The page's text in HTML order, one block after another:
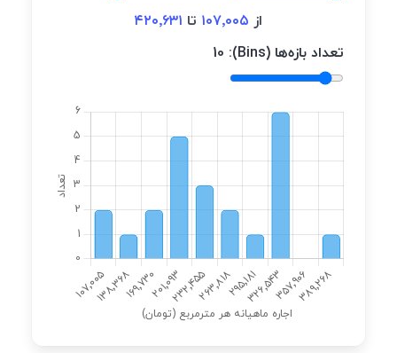
از ۱۰۷٬۰۰۵ تا ۴۲۰٬۶۳۱
تعداد بازه‌ها (Bins):
10